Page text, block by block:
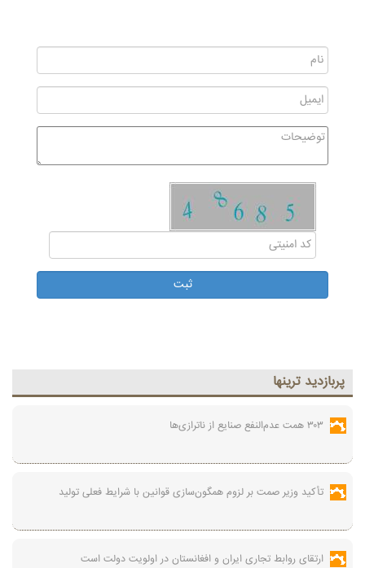
پربازديد ترينها
۳۰۳ همت عدم‌النفع صنایع از ناترازی‌ها
تأکید وزیر صمت بر لزوم همگون‌سازی قوانین با شرایط فعلی تولید
ارتقای روابط تجاری ایران و افغانستان در اولویت دولت است